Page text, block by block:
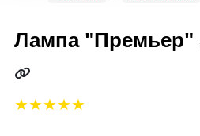
Лампа "Премьер"